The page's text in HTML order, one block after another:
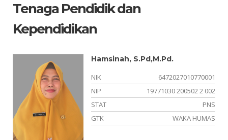
Tenaga Pendidik dan
Kependidikan
Hamsinah, S.Pd,M.Pd.
NIK
6472027010770001
NIP
19771030 200502 2 002
STAT
PNS
GTK
WAKA HUMAS